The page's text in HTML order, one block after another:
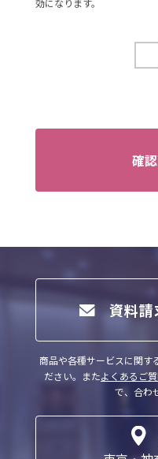
ご本人より書面
ール等によるも
わせ・お申込みに
（2）法令に基づ
（3）人の生命、
に必要がある場
（4）公衆衛生の
の推進のために特
て、ご本人様の
（5）国の機関も
の委託を受けた
効になります。
確
資料請
商品や各種サービスに関す
ださい。 またよくあるご
で、合わ